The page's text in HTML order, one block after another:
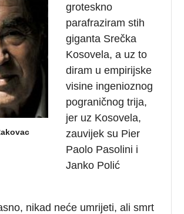
groteskno
parafraziram stih
giganta Srečka
Kosovela, a uz to
diram u empirijske
visine ingenioznog
pograničnog trija,
jer uz Kosovela,
zauvijek su Pier
Paolo Pasolini i
Janko Polić
nikad neće umrijeti, ali smrt